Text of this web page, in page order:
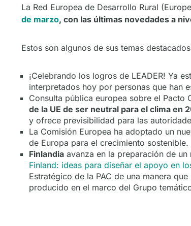
La Red Europea de Desarrollo Rural
de marzo, con las últimas novedades a
Estos son algunos de sus temas
¡Celebrando los logros de LEADER! Ya
interpretados hoy por personas que han
Consulta pública europea sobre el Pacto
de la UE de ser neutral para el clima en
y ofrece previsibilidad para las
La Comisión Europea ha adoptado un
de Europa para el crecimiento sostenible.
Finlandia avanza en la preparación de un
Finland: ideas para diseñar el apoyo en
Estratégico de la PAC de una manera
producido en el marco del Grupo